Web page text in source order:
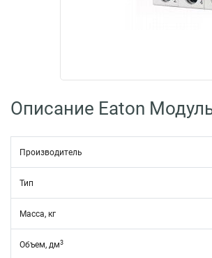
Описание Eaton
Производитель
Тип
Масса, кг
Объем, дм3